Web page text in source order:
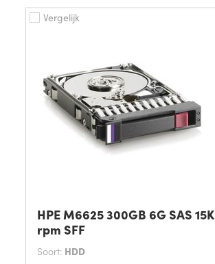
Vergelijk
HPE M6625 300GB 6G SAS 15K
rpm SFF
Soort: HDD